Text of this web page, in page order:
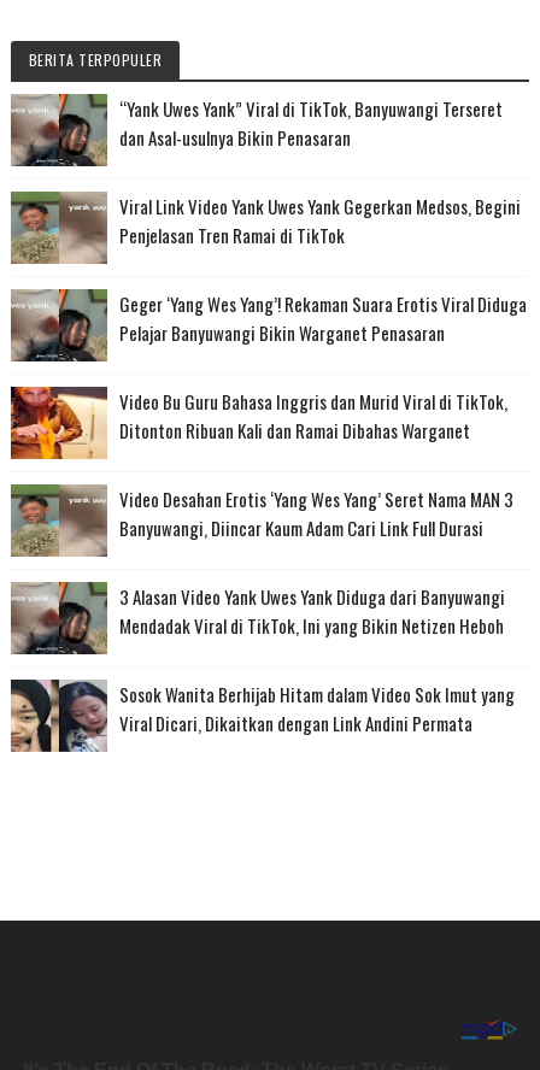
BERITA TERPOPULER
“Yank Uwes Yank” Viral di TikTok, Banyuwangi Terseret
dan Asal-usulnya Bikin Penasaran
Viral Link Video Yank Uwes Yank Gegerkan Medsos, Begini
Penjelasan Tren Ramai di TikTok
Geger ‘Yang Wes Yang’! Rekaman Suara Erotis Viral Diduga
Pelajar Banyuwangi Bikin Warganet Penasaran
Video Bu Guru Bahasa Inggris dan Murid Viral di TikTok,
Ditonton Ribuan Kali dan Ramai Dibahas Warganet
Video Desahan Erotis ‘Yang Wes Yang’ Seret Nama MAN 3
Banyuwangi, Diincar Kaum Adam Cari Link Full Durasi
3 Alasan Video Yank Uwes Yank Diduga dari Banyuwangi
Mendadak Viral di TikTok, Ini yang Bikin Netizen Heboh
Sosok Wanita Berhijab Hitam dalam Video Sok Imut yang
Viral Dicari, Dikaitkan dengan Link Andini Permata